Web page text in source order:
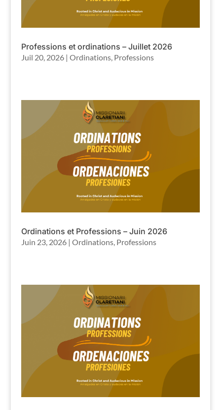
Professions et ordinations – Juillet 2026
Juil 20, 2026| Ordinations, Professions
Ordinations et Professions – Juin 2026
Juin 23, 2026| Ordinations, Professions